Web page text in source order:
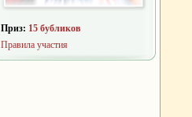
Приз: 15 бубликов
Правила участия